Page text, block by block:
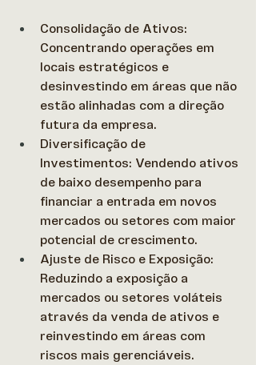
Consolidação de Ativos:
Concentrando operações em
locais estratégicos e
desinvestindo em áreas que não
estão alinhadas com a direção
futura da empresa.
Diversificação de
Investimentos: Vendendo ativos
de baixo desempenho para
financiar a entrada em novos
mercados ou setores com maior
potencial de crescimento.
Ajuste de Risco e Exposição:
Reduzindo a exposição a
mercados ou setores voláteis
através da venda de ativos e
reinvestindo em áreas com
riscos mais gerenciáveis.